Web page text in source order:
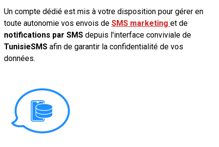
Un compte dédié est mis à votre disposition pour gérer en
toute autonomie vos envois de SMS marketing et de
notifications par SMS depuis l'interface conviviale de
TunisieSMS afin de garantir la confidentialité de vos
données.